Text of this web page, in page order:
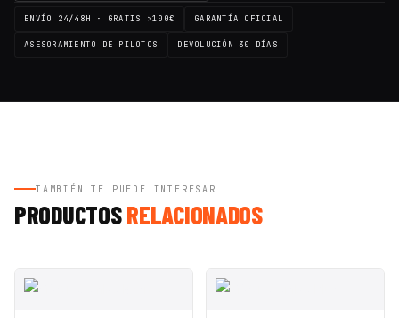
ENVÍO 24/48H · GRATIS >100€ GARANTÍA OFICIAL
ASESORAMIENTO DE PILOTOS DEVOLUCIÓN 30 DÍAS
TAMBIÉN TE PUEDE INTERESAR
PRODUCTOSRELACIONADOS